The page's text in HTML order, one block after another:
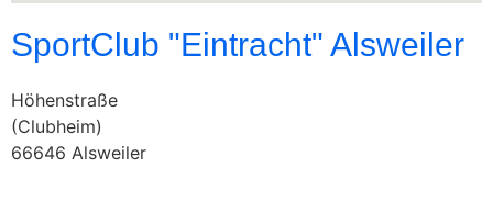
SportClub "Eintracht" Alsweiler
Höhenstraße
(Clubheim)
66646 Alsweiler